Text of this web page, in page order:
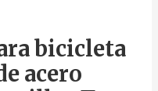
bicicleta
acero